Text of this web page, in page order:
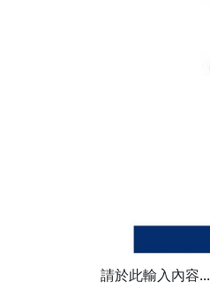
請於此輸入內容...